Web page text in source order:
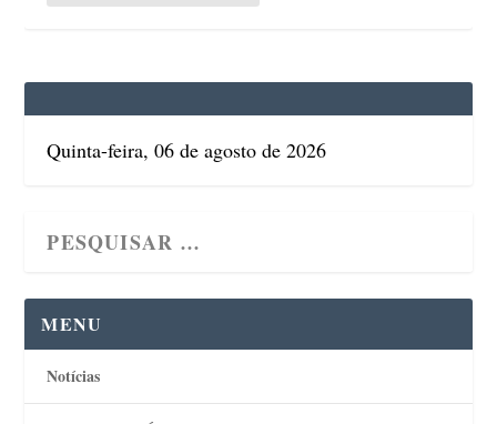
Quinta-feira, 06 de agosto de 2026
MENU
Notícias